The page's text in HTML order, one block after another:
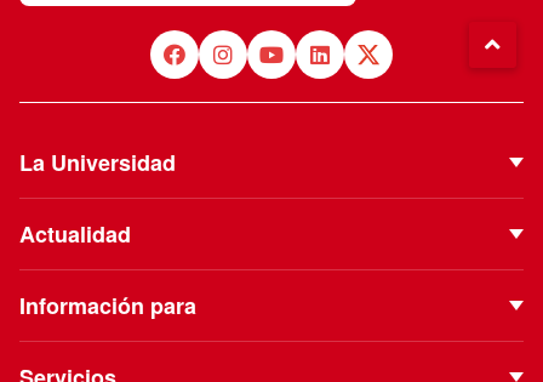
La Universidad
Proyecto Institucional
Vinculación con el Medio
Actualidad
Podcast
Información para